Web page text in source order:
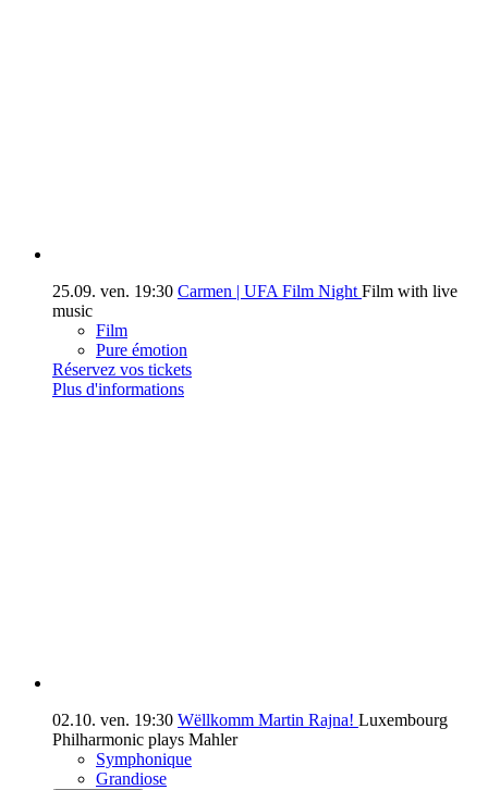
25.09. ven. 19:30 Carmen | UFA Film Night Film with live
music
Film
Pure émotion
Réservez vos tickets
Plus d'informations
02.10. ven. 19:30 Wëllkomm Martin Rajna! Luxembourg
Philharmonic plays Mahler
Symphonique
Grandiose